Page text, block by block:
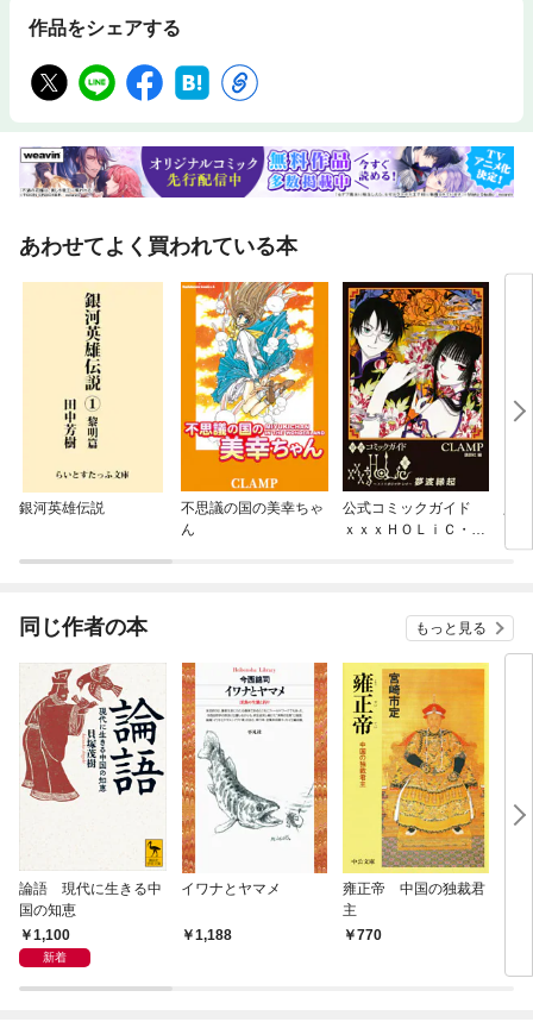
作品をシェアする
あわせてよく買われている本
銀河英雄伝説
不思議の国の美幸ちゃ
ん
公式コミックガイド
ｘｘｘＨＯＬｉＣ・
同じ作者の本 もっと見る
論語 現代に生きる中
国の知恵
1,100
新着
イワナとヤマメ
1,188
雍正帝 中国の独裁君
主
770